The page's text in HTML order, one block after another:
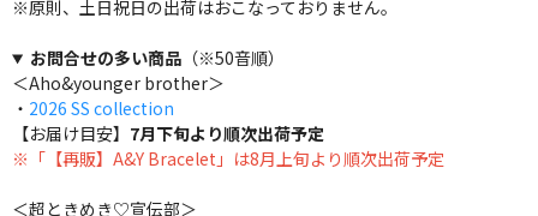
※原則、土日祝日の出荷はおこなっておりません。
お問合せの多い商品（※50音順）
＜Aho&younger brother＞
・ 2026 SS collection
【お届け目安】 7月下旬より順次出荷予定
※「【再販】A&Y Bracelet」は8月上旬より順次出荷予定
＜超ときめき♡宣伝部＞